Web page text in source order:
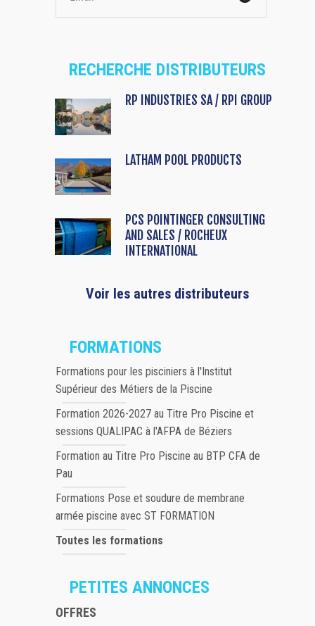
RECHERCHE DISTRIBUTEURS
RP INDUSTRIES SA / RPI GROUP
LATHAM POOL PRODUCTS
PCS POINTINGER CONSULTING
AND SALES / ROCHEUX
INTERNATIONAL
Voir les autres distributeurs
FORMATIONS
Formations pour les pisciniers à l'Institut
Supérieur des Métiers de la Piscine
Formation 2026-2027 au Titre Pro Piscine et
sessions QUALIPAC à l'AFPA de Béziers
Formation au Titre Pro Piscine au BTP CFA de
Pau
Formations Pose et soudure de membrane
armée piscine avec ST FORMATION
Toutes les formations
PETITES ANNONCES
OFFRES